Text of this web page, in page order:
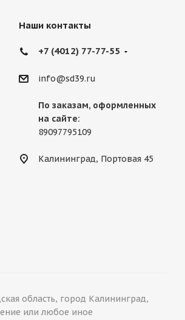
Наши контакты
+7 (4012) 77-77-55
info@sd39.ru
По заказам, оформленных
на сайте:
89097795109
Калининград, Портовая 45
область, город Калининград,
или любое иное